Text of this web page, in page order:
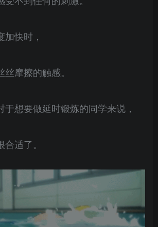
加快时，
摩擦的触感。
于想要做延时锻炼的同学来说，
适了。